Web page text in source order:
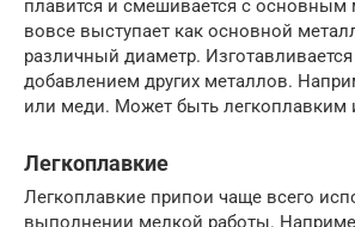
плавится и смешивается с основным
вовсе выступает как основной
различный диаметр.
добавлением других металлов.
или меди. Может быть легкоплавким
Легкоплавкие
Легкоплавкие припои чаще всего
выполнении мелкой работы.